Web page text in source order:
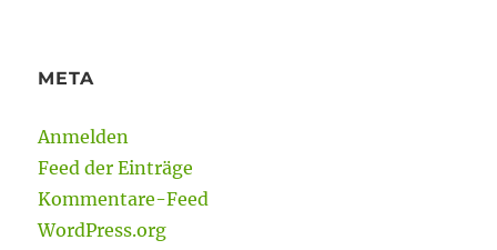
META
Anmelden
Feed der Einträge
Kommentare-Feed
WordPress.org